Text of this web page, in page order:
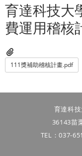
育達科技大
費運用稽核
111獎補助稽核計畫.pdf
育達科
36143苗
TEL：037-